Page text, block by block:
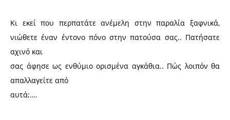
Κι εκεί που περπατάτε ανέμελη στην παραλία ξαφνικά,
νιώθετε έναν έντονο πόνο στην πατούσα σας.. Πατήσατε
αχινό και
σας άφησε ως ενθύμιο ορισμένα αγκάθια.. Πώς λοιπόν θα
απαλλαγείτε από
αυτά;….